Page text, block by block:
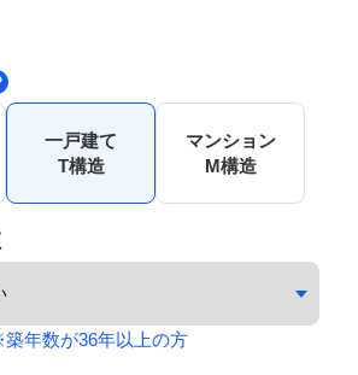
一戸建て
T構造
マンション
M構造
年数が36年以上の方